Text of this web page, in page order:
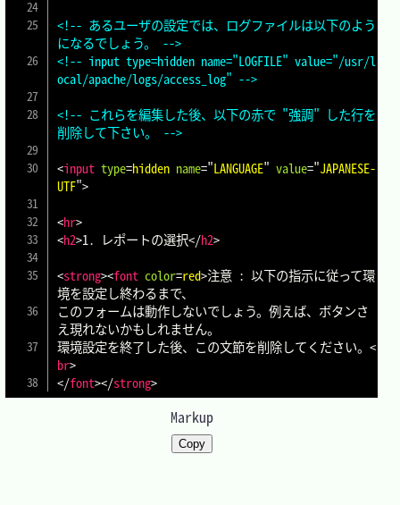
<!-- あるユーザの設定では、ログファイルは以下のよう
になるでしょう。 -->
<!-- input type=hidden name="LOGFILE" value="/usr/l
ocal/apache/logs/access_log" -->
<!-- これらを編集した後、以下の赤で "強調" した行を
削除して下さい。 -->
<input type=hidden name="LANGUAGE" value="JAPANESE-
UTF">
<hr>
<h2>1. レポートの選択</h2>
<strong><font color=red>注意 : 以下の指示に従って環
境を設定し終わるまで、
このフォームは動作しないでしょう。例えば、ボタンさ
え現れないかもしれません。
環境設定を終了した後、この文節を削除してください。 <
br>
</font></strong>
Markup
Copy